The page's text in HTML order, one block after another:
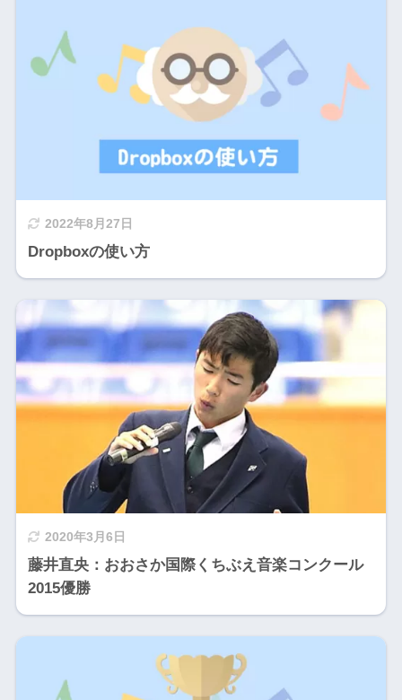
2022年8月27日
Dropboxの使い方
2020年3月6日
藤井直央：おおさか国際くちぶえ音楽コンクール
2015優勝